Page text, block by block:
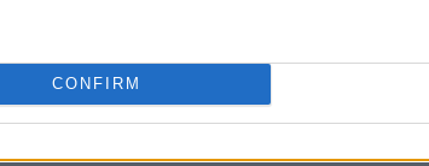
CONFIRM
puramente oportunista. Y esa prueba, aunque